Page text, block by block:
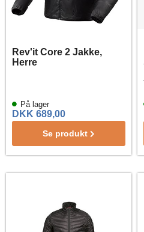
Rev'it Core 2 Jakke,
Herre
På lager
DKK 689,00
Se produkt